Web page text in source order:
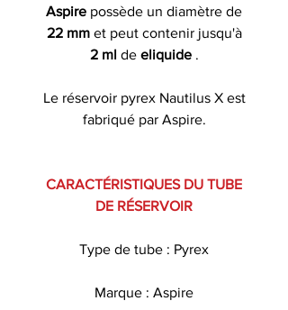
Aspire possède un diamètre de
22 mm et peut contenir jusqu'à
2 ml de eliquide .
Le réservoir pyrex Nautilus X est
fabriqué par Aspire.
CARACTÉRISTIQUES DU TUBE
DE RÉSERVOIR
Type de tube : Pyrex
Marque : Aspire